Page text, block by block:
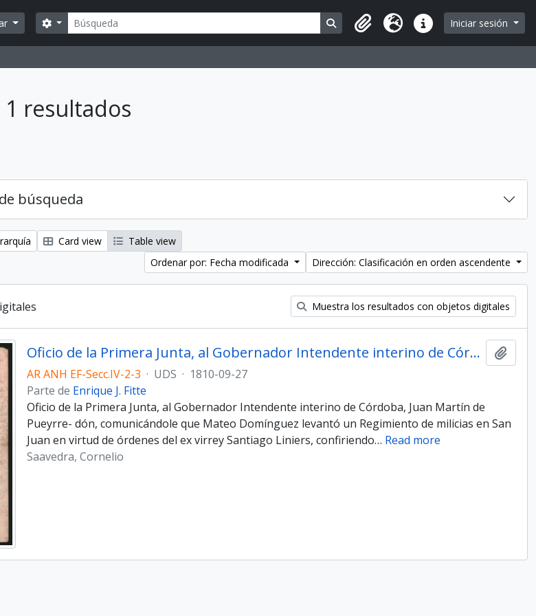
Búsqueda
Search options Search in browse page
Portapapeles
Idioma Enlaces rápidos
Iniciar sesión
resultados
búsqueda
Card view
Table view
Ordenar por: Fecha modificada
Dirección: Clasificación en orden ascendente
Muestra los resultados con objetos digitales
Oficio de la Primera Junta, al Gobernador Intendente interino de Córdoba, Juan Martín de Pueyrredón
AR ANH EF-Secc.IV-2-3 · UDS · 1810-09-27
Parte de Enrique J. Fitte
Oficio de la Primera Junta, al Gobernador Intendente interino de Córdoba, Juan Martín de
Pueyrre- dón, comunicándole que Mateo Domínguez levantó un Regimiento de milicias en San
Juan en virtud de órdenes del ex virrey Santiago Liniers, confiriendo… Read more
Saavedra, Cornelio